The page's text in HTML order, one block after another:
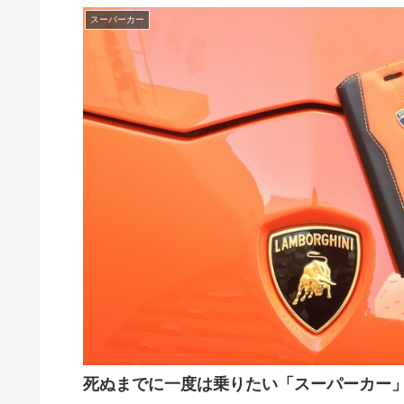
スーパーカー
死ぬまでに一度は乗りたい「スーパーカー